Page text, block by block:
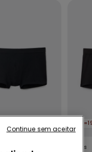
7 Cores
Continue sem aceitar